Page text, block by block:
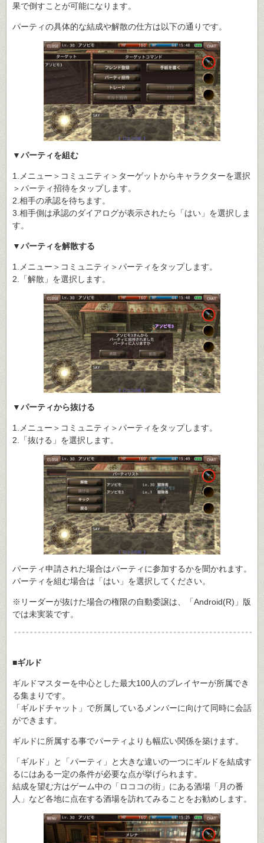
果で倒すことが可能になります。
パーティの具体的な結成や解散の仕方は以下の通りです。
▼パーティを組む
1.メニュー＞コミュニティ＞ターゲットからキャラクターを選択
＞パーティ招待をタップします。
2.相手の承認を待ちます。
3.相手側は承認のダイアログが表示されたら「はい」を選択しま
す。
▼パーティを解散する
1.メニュー＞コミュニティ＞パーティをタップします。
2.「解散」を選択します。
▼パーティから抜ける
1.メニュー＞コミュニティ＞パーティをタップします。
2.「抜ける」を選択します。
パーティ申請された場合はパーティに参加するかを聞かれます。
パーティを組む場合は「はい」を選択してください。
※リーダーが抜けた場合の権限の自動委譲は、「Android(R)」版
では未実装です。
■ギルド
ギルドマスターを中心とした最大100人のプレイヤーが所属でき
る集まりです。
「ギルドチャット」で所属しているメンバーに向けて同時に会話
ができます。
ギルドに所属する事でパーティよりも幅広い関係を築けます。
「ギルド」と「パーティ」と大きな違いの一つにギルドを結成す
るにはある一定の条件が必要な点が挙げられます。
結成を望む方はゲーム中の「ロココの街」にある酒場「月の番
人」など各地に点在する酒場を訪れてみることをお勧めします。